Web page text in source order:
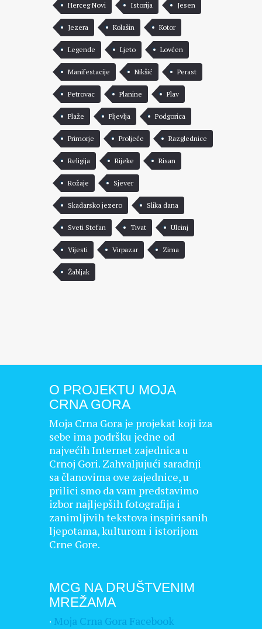
Herceg Novi Istorija Jesen
Jezera Kolašin Kotor
Legende Ljeto Lovćen
Manifestacije Nikšić Perast
Petrovac Planine Plav
Plaže Pljevlja Podgorica
Primorje Proljeće Razglednice
Religija Rijeke Risan
Rožaje Sjever
Skadarsko jezero Slika dana
Sveti Stefan Tivat Ulcinj
Vijesti Virpazar Zima
Žabljak
O PROJEKTU MOJA
CRNA GORA
Moja Crna Gora je projekat koji iza
sebe ima podršku jedne od
najvećih Internet zajednica u
Crnoj Gori. Zahvaljujući saradnji
sa članovima ove zajednice, u
prilici smo da vam predstavimo
izbor najljepših fotografija i
zanimljivih tekstova inspirisanih
ljepotama, kulturom i istorijom
Crne Gore.
MCG NA DRUŠTVENIM
MREŽAMA
· Moja Crna Gora Facebook